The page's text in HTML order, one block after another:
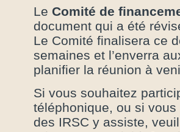
Le Comité de
document qui a été
Le Comité finalisera ce
semaines et l’enverra
planifier la réunion à
Si vous souhaitez
téléphonique, ou si
des IRSC y assiste,